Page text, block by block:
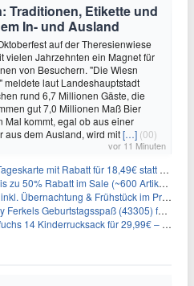
Traditionen, Etikette und
In- und Ausland
auf der Theresienwiese
vielen Jahrzehnten ein Magnet für
von Besuchern. "Die Wiesn
meldete laut Landeshauptstadt
rund 6,7 Millionen Gäste, die
gut 7,0 Millionen Maß Bier
Mal kommt, egal ob aus einer
aus dem Ausland, wird mit[…] (00)
vor 11 Minuten
mit Rabatt für 18,49€ statt 29,50€ – einlösbar bis Dezember
50% Rabatt im Sale (~600 Artikel zur Auswahl)
& Frühstück im Premium Hotel (Bad Oeynhausen) ab 89€ p.P.
Geburtstagsspaß (43305) für 29,10€
14 Kinderrucksack für 29,99€ – Amber-maple